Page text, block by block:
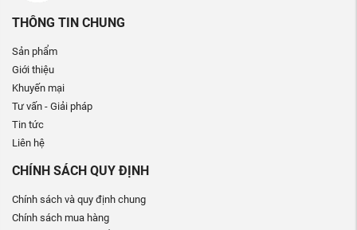
THÔNG TIN CHUNG
Sản phẩm
Giới thiệu
Khuyến mại
Tư vấn - Giải pháp
Tin tức
Liên hệ
CHÍNH SÁCH QUY ĐỊNH
Chính sách và quy định chung
Chính sách mua hàng